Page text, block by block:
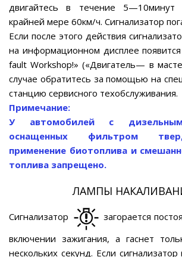
двигайтесь в течение 5—10минут
крайней мере 60км/ч. Сигнализатор
Если после этого действия
на информационном дисплее
fault Workshop!» («Двигатель— в
случае обратитесь за помощью на
станцию сервисного техобслуживания.
Примечание:
У автомобилей с
оснащенных фильтром
применение биотоплива и
топлива запрещено.
ЛАМПЫ
Сигнализатор
загорается
включении зажигания, а гаснет
нескольких секунд. Если